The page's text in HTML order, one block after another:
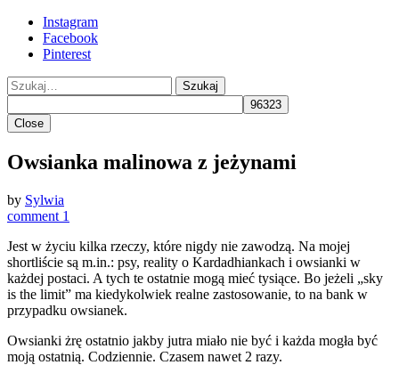
Instagram
Facebook
Pinterest
Szukaj
Close
Owsianka malinowa z jeżynami
by Sylwia
comment 1
Jest w życiu kilka rzeczy, które nigdy nie zawodzą. Na mojej
shortliście są m.in.: psy, reality o Kardadhiankach i owsianki w
każdej postaci. A tych te ostatnie mogą mieć tysiące. Bo jeżeli „sky
is the limit” ma kiedykolwiek realne zastosowanie, to na bank w
przypadku owsianek.
Owsianki żrę ostatnio jakby jutra miało nie być i każda mogła być
moją ostatnią. Codziennie. Czasem nawet 2 razy.